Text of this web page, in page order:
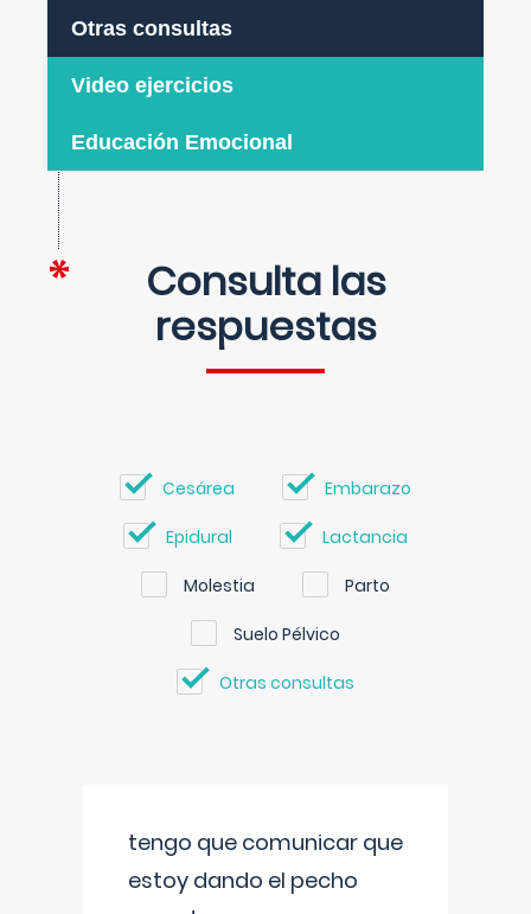
Otras consultas
Video ejercicios
Educación Emocional
Consulta las
respuestas
Cesárea Embarazo
Epidural Lactancia
Molestia Parto
Suelo Pélvico
Otras consultas
tengo que comunicar que
estoy dando el pecho